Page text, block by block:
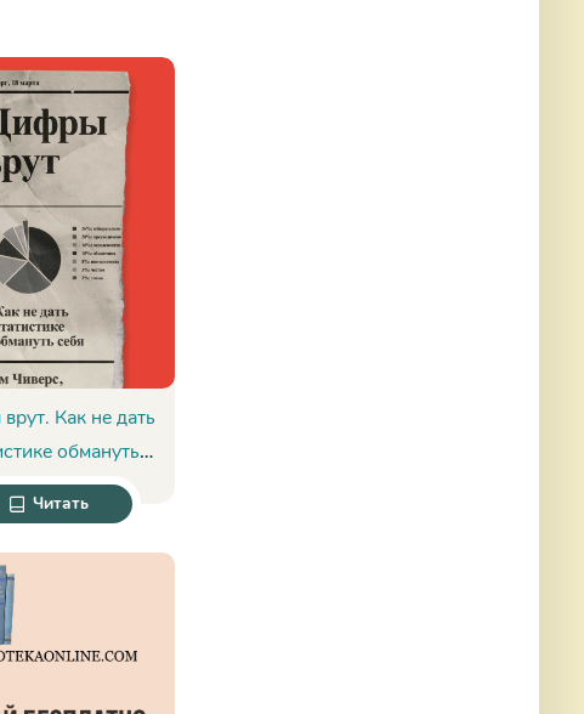
Как не дать
обмануть
- Том Чиверс
Читать